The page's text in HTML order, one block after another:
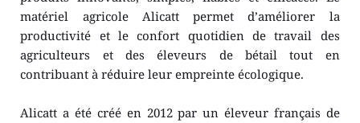
matériel agricole Alicatt permet d’améliorer la
productivité et le confort quotidien de travail des
agriculteurs et des éleveurs de bétail tout en
contribuant à réduire leur empreinte écologique.
Alicatt a été créé en 2012 par un éleveur français de